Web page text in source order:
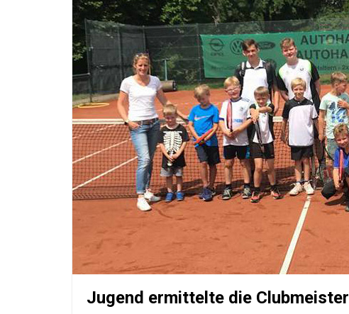
Jugend ermittelte die Clubmeister